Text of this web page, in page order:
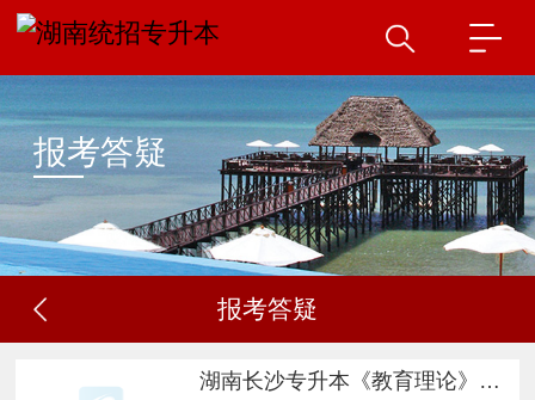
报考答疑
报考答疑
湖南长沙专升本《教育理论》重点知识三